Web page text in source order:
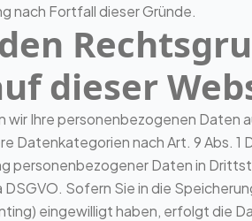
nach Fortfall dieser Gründe.
dieser
Ihre personenbezogenen Daten
Datenkategorien nach Art. 9 Abs. 1
personenbezogener Daten in
Sofern Sie in die
eingewilligt haben, erfolgt die